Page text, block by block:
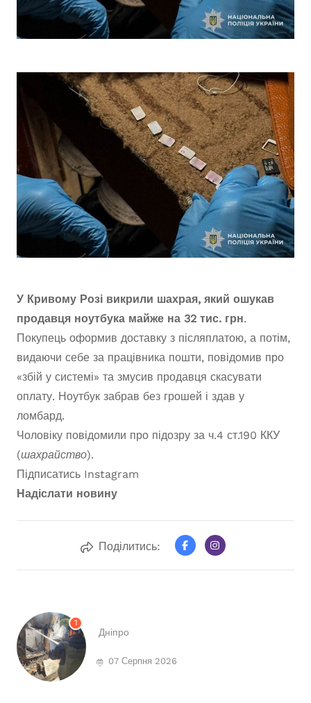
У Кривому Розі викрили шахрая, який ошукав
продавця ноутбука майже на 32 тис. грн.
Покупець оформив доставку з післяплатою, а потім,
видаючи себе за працівника пошти, повідомив про
«збій у системі» та змусив продавця скасувати
оплату. Ноутбук забрав без грошей і здав у
ломбард.
Чоловіку повідомили про підозру за ч.4 ст.190 ККУ
(шахрайство).
Підписатись Instagram
Надіслати новину
Поділитись:
1
Дніпро
07 Серпня 2026